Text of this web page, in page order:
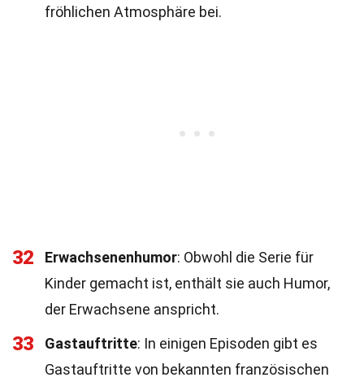
fröhlichen Atmosphäre bei.
32 Erwachsenenhumor: Obwohl die Serie für
Kinder gemacht ist, enthält sie auch Humor,
der Erwachsene anspricht.
33 Gastauftritte: In einigen Episoden gibt es
Gastauftritte von bekannten französischen